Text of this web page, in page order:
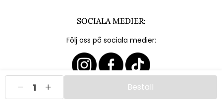
Beställ
SOCIALA MEDIER:
Följ oss på sociala medier: